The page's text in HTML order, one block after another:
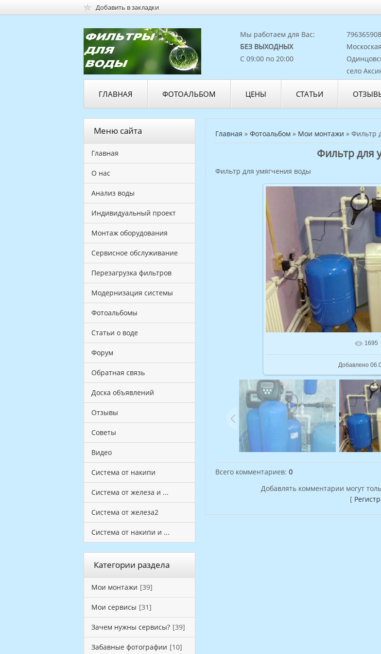
Добавить в закладки
Мы работаем для Вас:
БЕЗ ВЫХОДНЫХ
С 09:00 по 20:00
село
ГЛАВНАЯ ФОТОАЛЬБОМ ЦЕНЫ СТАТЬИ
Меню сайта
Главная
О нас
Анализ воды
Индивидуальный проект
Монтаж оборудования
Сервисное обслуживание
Перезагрузка фильтров
Модернизация системы
Фотоальбомы
Статьи о воде
Форум
Обратная связь
Доска объявлений
Отзывы
Советы
Видео
Система от накипи
Система от железа и ...
Система от железа2
Система от накипи и ...
Категории раздела
Мои монтажи [39]
Мои сервисы [31]
Зачем нужны сервисы? [39]
Забавные фотографии [10]
Главная » Фотоальбом » Мои монтажи » Фильтр
Фильтр для
Фильтр для умягчения воды
В реальном
1695
Добавлено
Всего комментариев: 0
Добавлять комментарии могут
[